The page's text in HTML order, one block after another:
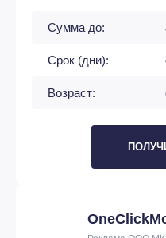
Сумма до:
Срок (дни):
Возраст: